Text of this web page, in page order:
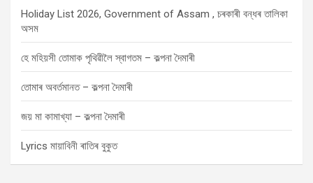
Holiday List 2026, Government of Assam , চৰকাৰী বন্ধৰ তালিকা
অসম
হে মহিয়সী তোমাক পৃথিৱীলৈ স্বাগতম – কল্পনা দৈমাৰী
তোমাৰ অবৰ্তমানত – কল্পনা দৈমাৰী
জয় মা কামাখ্যা – কল্পনা দৈমাৰী
Lyrics মায়াবিনী ৰাতিৰ বুকুত